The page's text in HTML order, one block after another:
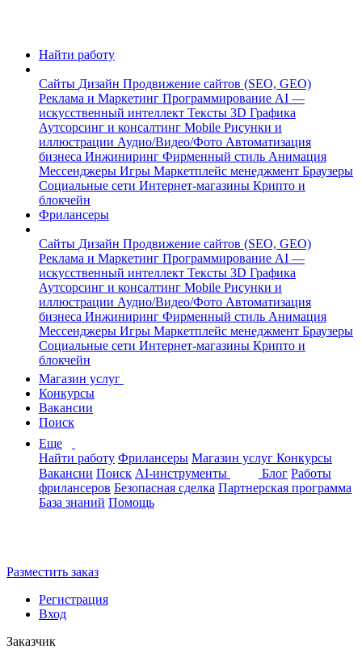
Найти работу
Сайты Дизайн Продвижение сайтов (SEO, GEO)
Реклама и Маркетинг Программирование AI —
искусственный интеллект Тексты 3D Графика
Аутсорсинг и консалтинг Mobile Рисунки и
иллюстрации Аудио/Видео/Фото Автоматизация
бизнеса Инжиниринг Фирменный стиль Анимация
Мессенджеры Игры Маркетплейс менеджмент Браузеры
Социальные сети Интернет-магазины Крипто и
блокчейн
Фрилансеры
Сайты Дизайн Продвижение сайтов (SEO, GEO)
Реклама и Маркетинг Программирование AI —
искусственный интеллект Тексты 3D Графика
Аутсорсинг и консалтинг Mobile Рисунки и
иллюстрации Аудио/Видео/Фото Автоматизация
бизнеса Инжиниринг Фирменный стиль Анимация
Мессенджеры Игры Маркетплейс менеджмент Браузеры
Социальные сети Интернет-магазины Крипто и
блокчейн
Магазин услуг
Конкурсы
Вакансии
Поиск
Еще
Найти работу Фрилансеры Магазин услуг Конкурсы
Вакансии Поиск AI-инструменты Блог Работы
фрилансеров Безопасная сделка Партнерская программа
База знаний Помощь
Разместить заказ
Регистрация
Вход
Заказчик